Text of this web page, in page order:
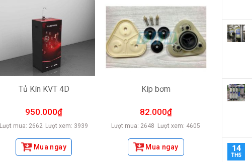
14
TH5
Tủ Kín KVT 4D
950.000₫
Lượt mua: 2662 Lượt xem: 3939
Mua ngay
Kíp bơm
82.000₫
Lượt mua: 2648 Lượt xem: 4605
Mua ngay